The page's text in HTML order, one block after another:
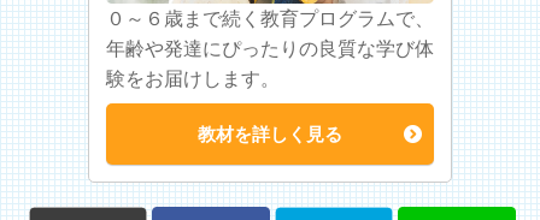
０～６歳まで続く教育プログラムで、
年齢や発達にぴったりの良質な学び体
験をお届けします。
教材を詳しく見る